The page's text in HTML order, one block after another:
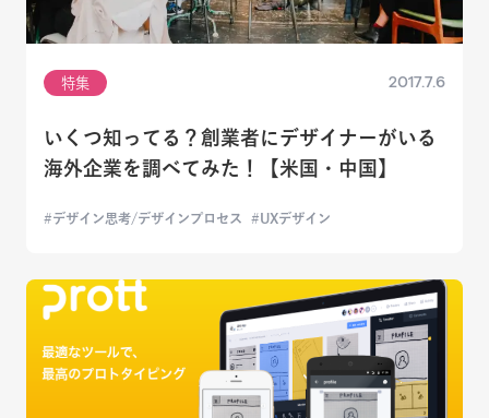
特集 2017.7.6
いくつ知ってる？創業者にデザイナーがいる
海外企業を調べてみた！【米国・中国】
デザイン思考/デザインプロセス UXデザイン